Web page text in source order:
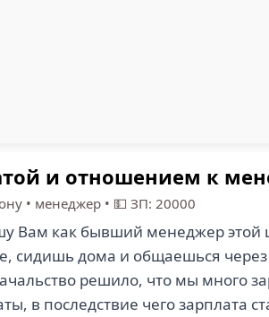
и отношением к
• менеджер • 💵 ЗП: 20000
Вам как бывший менеджер
сидишь дома и общаешься
решило, что мы много
в последствие чего зарплата